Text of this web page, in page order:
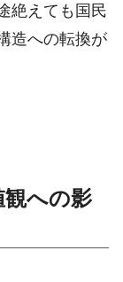
絶えても国民
造への転換が
観への影